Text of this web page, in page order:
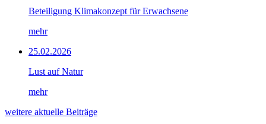
Beteiligung Klimakonzept für Erwachsene
mehr
25.02.2026
Lust auf Natur
mehr
weitere aktuelle Beiträge